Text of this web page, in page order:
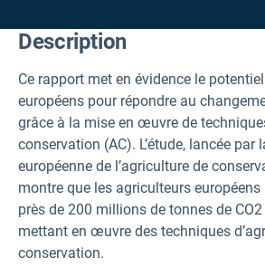
Description
Ce rapport met en évidence le
européens pour répondre au
grâce à la mise en œuvre de
conservation (AC). L’étude, lancée par
européenne de l’agriculture de
montre que les agriculteurs
près de 200 millions de tonnes de CO2
mettant en œuvre des techniques
conservation.